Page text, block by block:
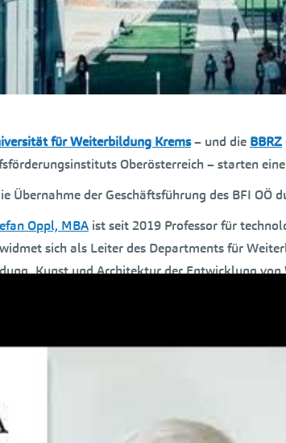
für Weiterbildung Krems– und die BBRZ
Oberösterreich – starten
Übernahme der Geschäftsführung des BFI OÖ
Oppl, MBA ist seit 2019 Professor für
sich als Leiter des Departments für
Kunst und Architektur der Entwicklung
Bildung“ der BBRZ-Gruppe.
den Auftakt für eine strategische Kooperation
Bildung, Rehabilitation und